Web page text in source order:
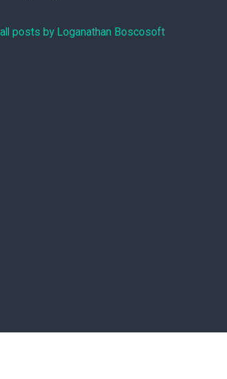
posts by Loganathan Boscosoft